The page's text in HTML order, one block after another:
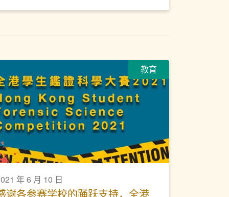
教育
年 6 月 10 日
谢各参赛学校的踊跃支持，全港